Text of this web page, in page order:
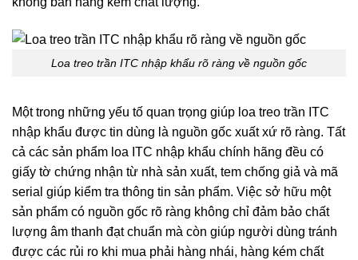
Loa treo trần ITC nhập khẩu rõ ràng về nguồn gốc
Một trong những yếu tố quan trọng giúp loa treo trần ITC
nhập khẩu được tin dùng là nguồn gốc xuất xứ rõ ràng. Tất
cả các sản phẩm loa ITC nhập khẩu chính hãng đều có
giấy tờ chứng nhận từ nhà sản xuất, tem chống giả và mã
serial giúp kiểm tra thông tin sản phẩm. Việc sở hữu một
sản phẩm có nguồn gốc rõ ràng không chỉ đảm bảo chất
lượng âm thanh đạt chuẩn mà còn giúp người dùng tránh
được các rủi ro khi mua phải hàng nhái, hàng kém chất